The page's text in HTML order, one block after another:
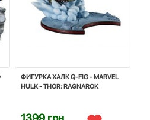
ФИГУРКА ХАЛК Q-FIG - MARVEL
HULK - THOR: RAGNAROK